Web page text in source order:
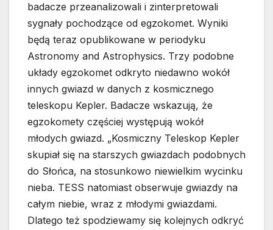
badacze przeanalizowali i zinterpretowali
sygnały pochodzące od egzokomet. Wyniki
będą teraz opublikowane w periodyku
Astronomy and Astrophysics. Trzy podobne
układy egzokomet odkryto niedawno wokół
innych gwiazd w danych z kosmicznego
teleskopu Kepler. Badacze wskazują, że
egzokomety częściej występują wokół
młodych gwiazd. „Kosmiczny Teleskop Kepler
skupiał się na starszych gwiazdach podobnych
do Słońca, na stosunkowo niewielkim wycinku
nieba. TESS natomiast obserwuje gwiazdy na
całym niebie, wraz z młodymi gwiazdami.
Dlatego też spodziewamy się kolejnych odkryć